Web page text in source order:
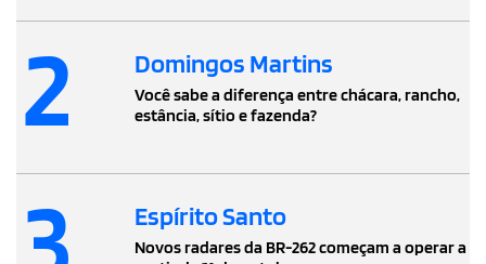
2 Domingos Martins
Você sabe a diferença entre chácara, rancho,
estância, sítio e fazenda?
Espírito Santo
Novos radares da BR-262 começam a operar a